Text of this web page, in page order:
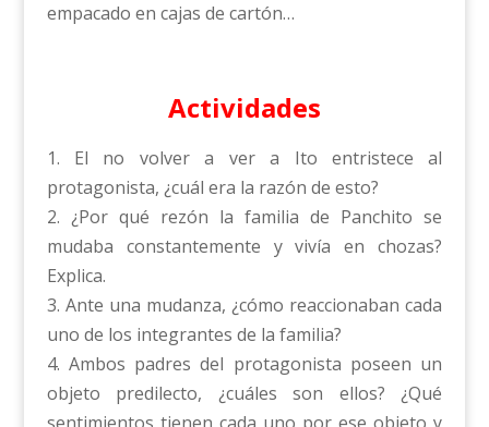
empacado en cajas de cartón…
Actividades
1. El no volver a ver a Ito entristece al
protagonista, ¿cuál era la razón de esto?
2. ¿Por qué rezón la familia de Panchito se
mudaba constantemente y vivía en chozas?
Explica.
3. Ante una mudanza, ¿cómo reaccionaban cada
uno de los integrantes de la familia?
4. Ambos padres del protagonista poseen un
objeto predilecto, ¿cuáles son ellos? ¿Qué